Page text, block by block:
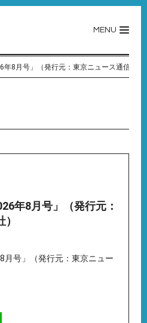
MENU
年8月号」（発行元：東京ニュース通信社）
年8月号」（発行元：
月号」（発行元：東京ニュー